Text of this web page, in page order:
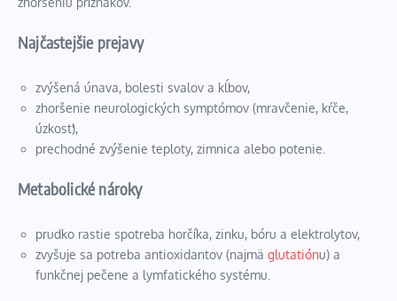
Najčastejšie prejavy
zvýšená únava, bolesti svalov a kĺbov,
zhoršenie neurologických symptómov (mravčenie, kŕče,
úzkosť),
prechodné zvýšenie teploty, zimnica alebo potenie.
Metabolické nároky
prudko rastie spotreba horčíka, zinku, bóru a elektrolytov,
zvyšuje sa potreba antioxidantov (najmä glutatiónu) a
funkčnej pečene a lymfatického systému.